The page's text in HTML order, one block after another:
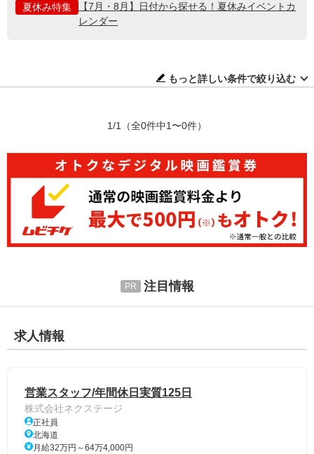
夏休み特集
【7月・8月】日付から探せる！夏休みイベントカ
レンダー
もっと詳しい条件で絞り込む
1/1 （全0件中1〜0件）
注目情報
求人情報
営業スタッフ/年間休日実質125日
株式会社ネクステージ
正社員
北海道
月給32万円～64万4,000円